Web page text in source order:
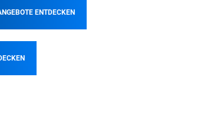
ENTDECKEN